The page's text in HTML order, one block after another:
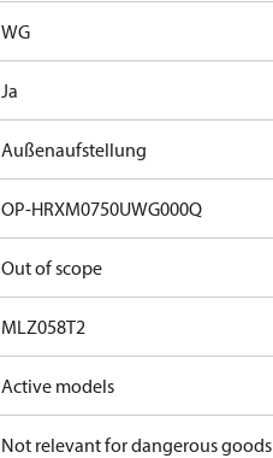
WG
Ja
Außenaufstellung
OP-HRXM0750UWG000Q
Out of scope
MLZ058T2
Active models
Not relevant for dangerous goods